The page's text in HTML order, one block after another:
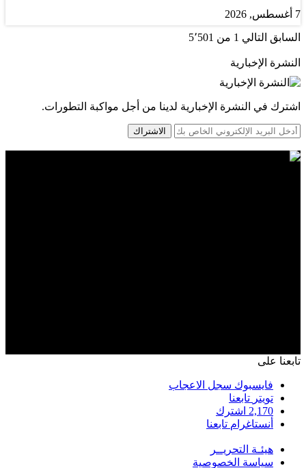
7 أغسطس, 2026
السابق التالي 1 من 5٬501
النشرة الإخبارية
اشترك في النشرة الإخبارية لدينا من أجل مواكبة التطورات.
الاشتراك
تابعنا على
فايسبوك سجل الاعجاب
تويتر تابعنا
2,170 اشترك
أنستاغرام تابعنا
هيئـة التحريــر
سياسة الخصوصية